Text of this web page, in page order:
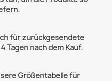
für zurückgesendete
Tagen nach dem Kauf.
Größentabelle für